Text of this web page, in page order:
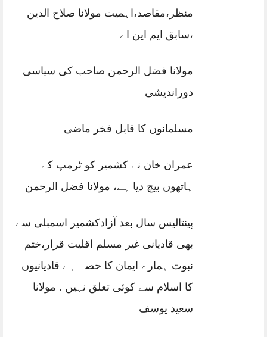
منظر،مقاصد،اہمیت مولانا صلاح الدین
،سابق ایم این اے
مولانا فضل الرحمن صاحب کی سیاسی
دوراندیشی
مسلمانوں کا قابل فخر ماضی
عمران خان نے کشمیر کو ٹرمپ کے
ہاتھوں بیچ دیا ہے، مولانا فضل الرحمٰن
پینتالیس سال بعد آزادکشمیر اسمبلی سے
بھی قادیانی غیر مسلم اقلیت قرار،ختم
نبوت ہمارے ایمان کا حصہ ہے قادیانیوں
کا اسلام سے کوئی تعلق نہیں . مولانا
سعید یوسف